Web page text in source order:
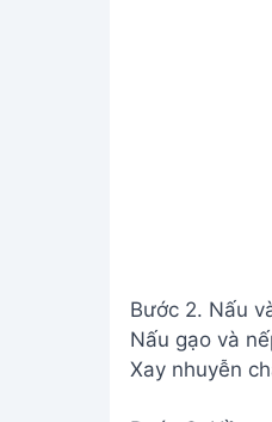
Bước 2. Nấu
Nấu gạo và
Xay nhuyễn